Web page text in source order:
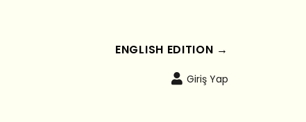
ENGLISH EDITION →
Giriş Yap